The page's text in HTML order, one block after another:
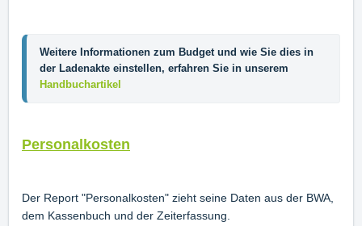
Weitere Informationen zum Budget und wie Sie dies in
Handbuchartikel
Personalkosten
Der Report "Personalkosten" zieht seine Daten aus der BWA,
dem Kassenbuch und der Zeiterfassung.